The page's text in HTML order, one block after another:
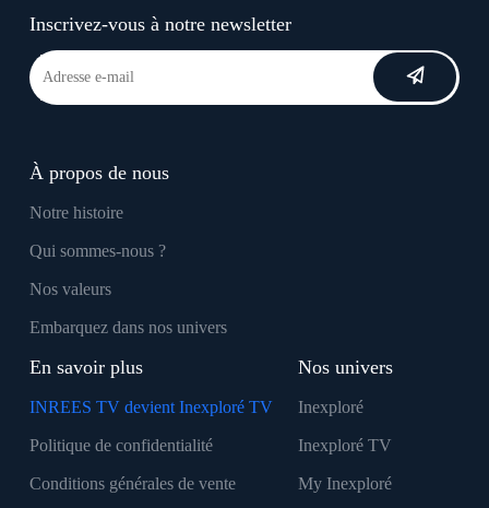
Inscrivez-vous à notre newsletter
À propos de nous
Notre histoire
Qui sommes-nous ?
Nos valeurs
Embarquez dans nos univers
En savoir plus
INREES TV devient Inexploré TV
Politique de confidentialité
Conditions générales de vente
Nos univers
Inexploré
Inexploré TV
My Inexploré